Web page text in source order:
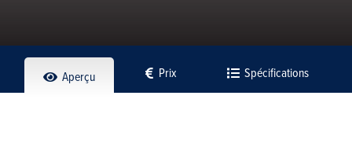
Aperçu Prix Spécifications